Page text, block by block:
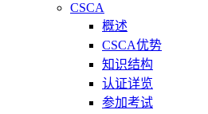
CSCA
概述
CSCA优势
知识结构
认证详览
参加考试